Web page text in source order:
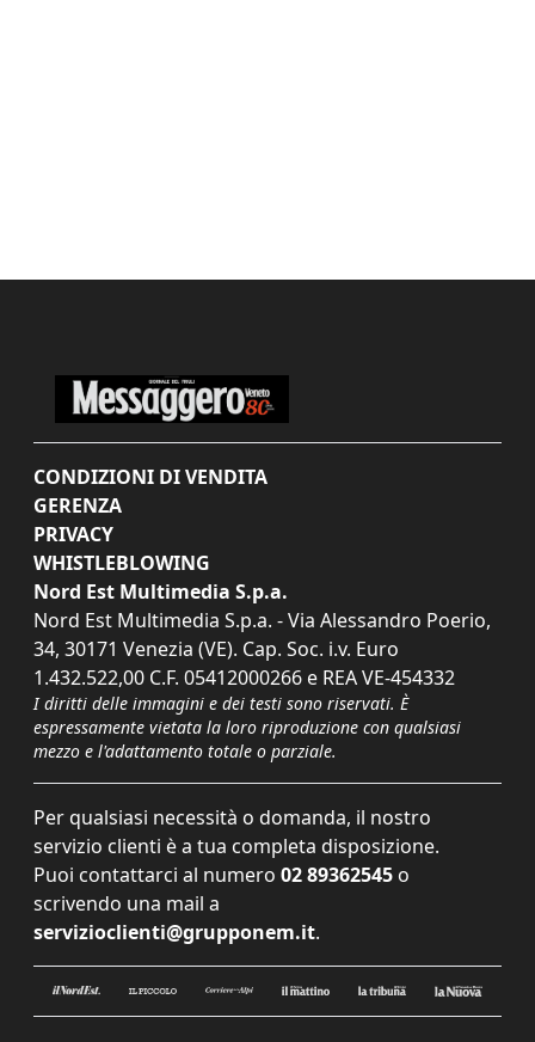
CONDIZIONI DI VENDITA
GERENZA
PRIVACY
WHISTLEBLOWING
Nord Est Multimedia S.p.a.
Nord Est Multimedia S.p.a. - Via Alessandro Poerio,
34, 30171 Venezia (VE). Cap. Soc. i.v. Euro
1.432.522,00 C.F. 05412000266 e REA VE-454332
I diritti delle immagini e dei testi sono riservati. È
espressamente vietata la loro riproduzione con qualsiasi
mezzo e l'adattamento totale o parziale.
Per qualsiasi necessità o domanda, il nostro
servizio clienti è a tua completa disposizione.
Puoi contattarci al numero 02 89362545 o
scrivendo una mail a
servizioclienti@grupponem.it.